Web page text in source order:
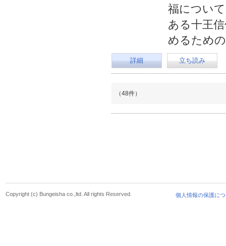
福につい
ある十王
めるため
詳細 立ち読み
（48件）
個人情報の保護に
Copyright (c) Bungeisha co.,ltd. All rights Reserved.